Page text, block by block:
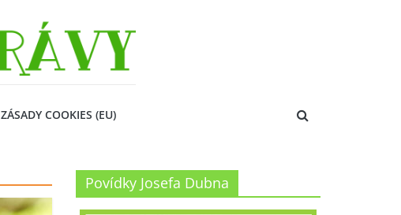
ZÁSADY COOKIES (EU)
Povídky Josefa Dubna